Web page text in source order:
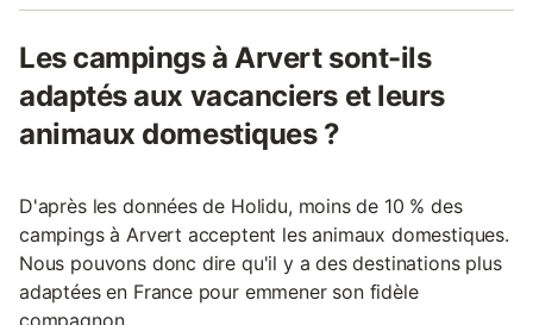
Les campings à Arvert sont-ils
adaptés aux vacanciers et leurs
animaux domestiques ?
D'après les données de Holidu, moins de 10 % des
campings à Arvert acceptent les animaux domestiques.
Nous pouvons donc dire qu'il y a des destinations plus
adaptées en France pour emmener son fidèle
compagnon.